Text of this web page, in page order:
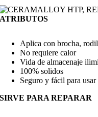
ATRIBUTOS
Aplica con brocha,
No requiere calor
Vida de almacenaje
100% solidos
Seguro y fácil para usar
SIRVE PARA REPARAR